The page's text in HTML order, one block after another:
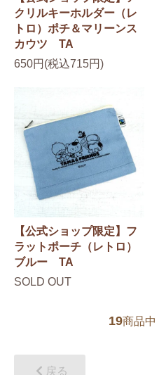
クリルキーホルダー（レ
トロ）ポチ＆マリーンス
カウツ TA
650円(税込715円)
【公式ショップ限定】フ
ラットポーチ（レトロ）
ブルー TA
SOLD OUT
19商品中
戻る